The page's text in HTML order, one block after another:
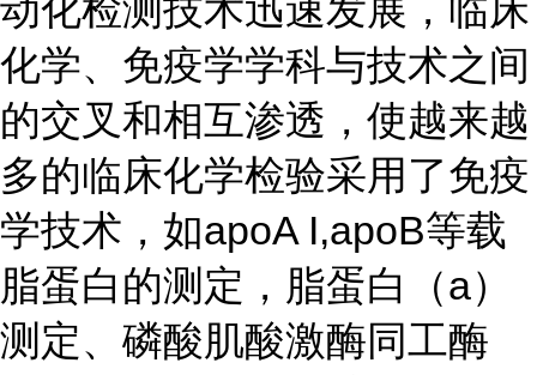
动化检测技术迅速发展，临床
化学、免疫学学科与技术之间
的交叉和相互渗透，使越来越
多的临床化学检验采用了免疫
学技术，如apoA I,apoB等载
脂蛋白的测定，脂蛋白（a）
测定、磷酸肌酸激酶同工酶